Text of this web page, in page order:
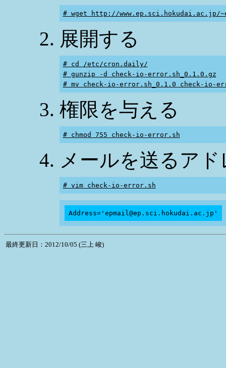
# wget http://
展開する
# cd /etc/cron.daily/
# gunzip -d check-io-error.sh_0.1.0.gz
# mv check-io-error.sh_0.1.0 check-io-
権限を与える
# chmod 755 check-io-error.sh
メールを送るア
# vim check-io-error.sh
最終更新日：2012/10/05 (三上 峻)